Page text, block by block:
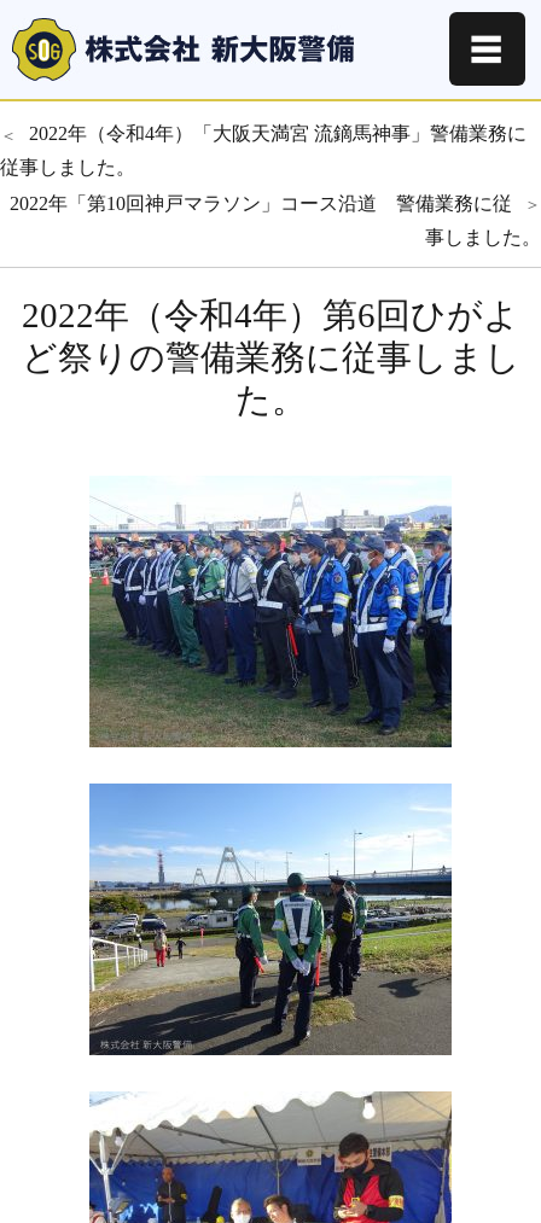
☰
2022年（令和4年）第6回ひがよ
ど祭りの警備業務に従事しまし
た。
投
稿
ビ
ゲ
ー
＜
過
去
の
稿:
2022年（令和4年）「大阪天満宮 流鏑馬神事」警備業務に
従事しました。
＞
次
投
2022年「第10回神戸マラソン」コース沿道 警備業務に従
事しました。